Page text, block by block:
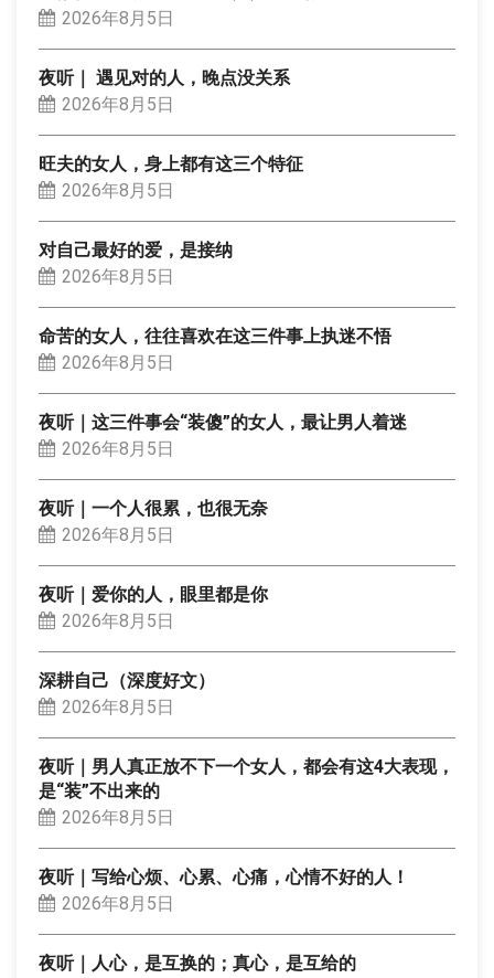
2026年8月5日
夜听｜ 遇见对的人，晚点没关系
2026年8月5日
旺夫的女人，身上都有这三个特征
2026年8月5日
对自己最好的爱，是接纳
2026年8月5日
命苦的女人，往往喜欢在这三件事上执迷不悟
2026年8月5日
夜听｜这三件事会“装傻”的女人，最让男人着迷
2026年8月5日
夜听｜一个人很累，也很无奈
2026年8月5日
夜听｜爱你的人，眼里都是你
2026年8月5日
深耕自己（深度好文）
2026年8月5日
夜听｜男人真正放不下一个女人，都会有这4大表现，
是“装”不出来的
2026年8月5日
夜听｜写给心烦、心累、心痛，心情不好的人！
2026年8月5日
夜听｜人心，是互换的；真心，是互给的